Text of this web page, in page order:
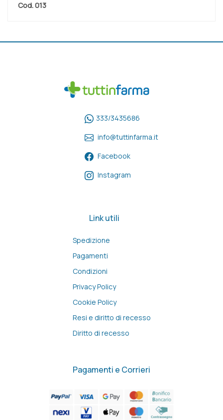
Cod.013
333/3435686
info@tuttinfarma.it
Facebook
Instagram
Link utili
Spedizione
Pagamenti
Condizioni
Privacy Policy
Cookie Policy
Resi e diritto di recesso
Diritto di recesso
Pagamenti e Corrieri